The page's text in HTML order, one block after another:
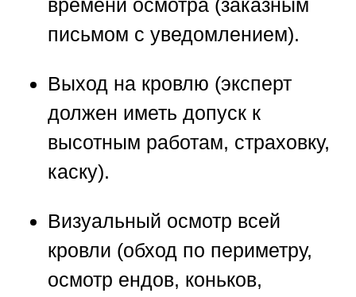
времени осмотра (заказным
письмом с уведомлением).
Выход на кровлю (эксперт
должен иметь допуск к
высотным работам, страховку,
каску).
Визуальный осмотр всей
кровли (обход по периметру,
осмотр ендов, коньков,